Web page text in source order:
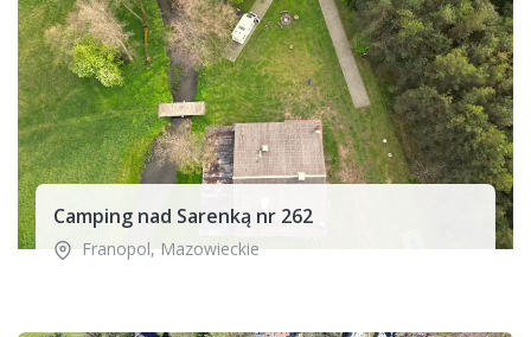
Camping nad Sarenką nr 262
Franopol,Mazowieckie